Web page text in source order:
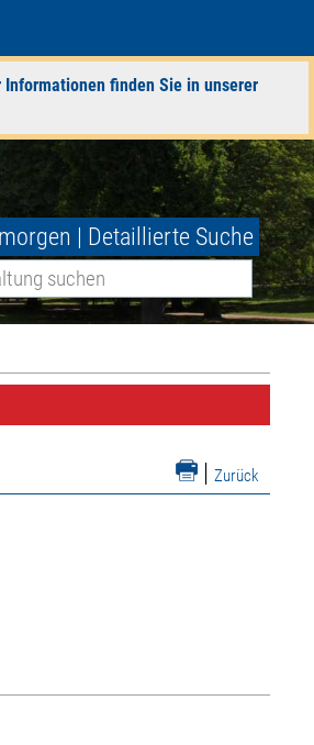
finden Sie in unserer
morgen | Detaillierte Suche
| Zurück